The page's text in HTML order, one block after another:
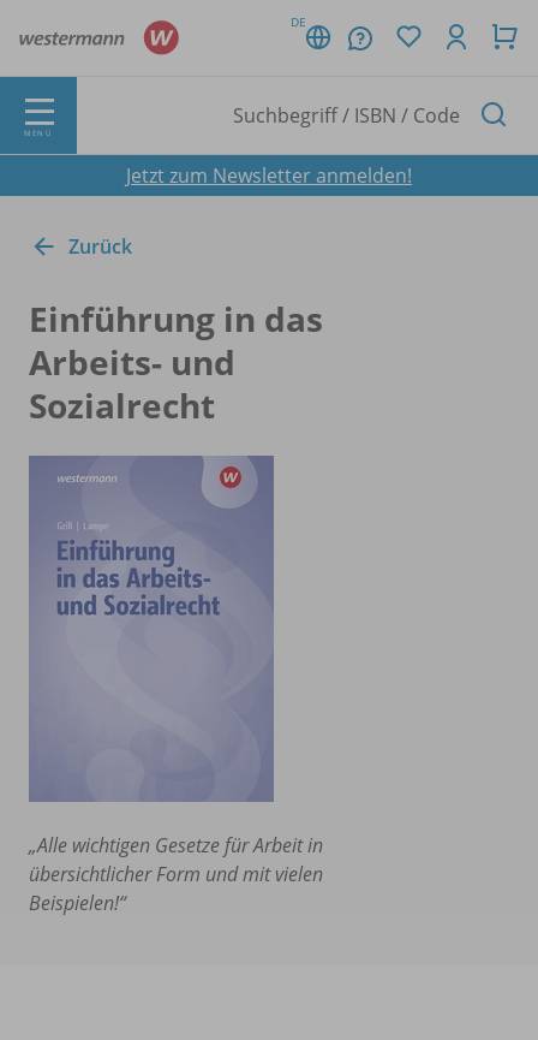
DE
MENÜ
Jetzt zum Newsletter anmelden!
Zurück
Einführung in das
Arbeits- und
Sozialrecht
„Alle wichtigen Gesetze für Arbeit in
übersichtlicher Form und mit vielen
Beispielen!“